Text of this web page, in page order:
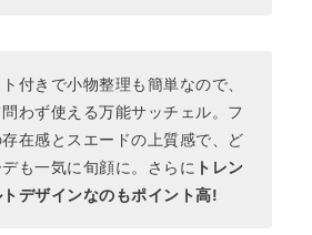
付きで小物整理も簡単なので、
わず使える万能サッチェル。フ
存在感とスエードの上質感で、ど
も一気に旬顔に。さらに トレン
トデザインなのもポイント高!